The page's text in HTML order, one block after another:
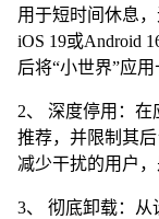
用于短时间休息
iOS 19或Android
后将“小世界”应用
2、 深度停用：
推荐，并限制其
减少干扰的用户
3、 彻底卸载：从